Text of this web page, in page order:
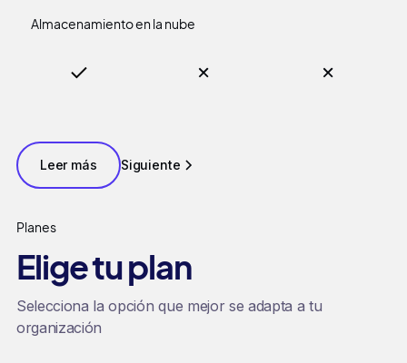
Almacenamiento en la nube
Leer más Siguiente
Planes
Elige tu plan
Selecciona la opción que mejor se adapta a tu
organización